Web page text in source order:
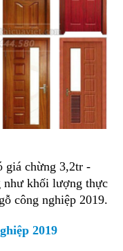
giá chừng 3,2tr -
như khối lượng thực
công nghiệp 2019.
2019